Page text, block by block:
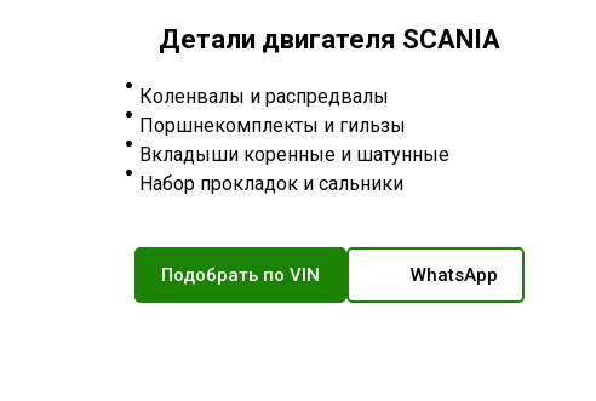
Детали двигателя SCANIA
Коленвалы и распредвалы
Поршнекомплекты и гильзы
Вкладыши коренные и шатунные
Набор прокладок и сальники
Подобрать по VIN WhatsApp